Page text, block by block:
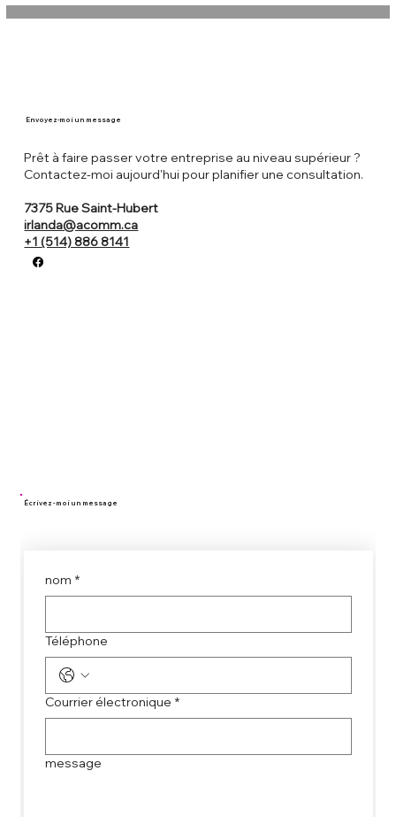
Prêt à faire passer votre entreprise au niveau supérieur ?
Contactez-moi aujourd'hui pour planifier une consultation.
7375 Rue Saint-Hubert
irlanda@acomm.ca
+1 (514) 886 8141
Envoyez-moi un message
nom *
Téléphone
Courrier électronique *
message
Écrivez - moi un message